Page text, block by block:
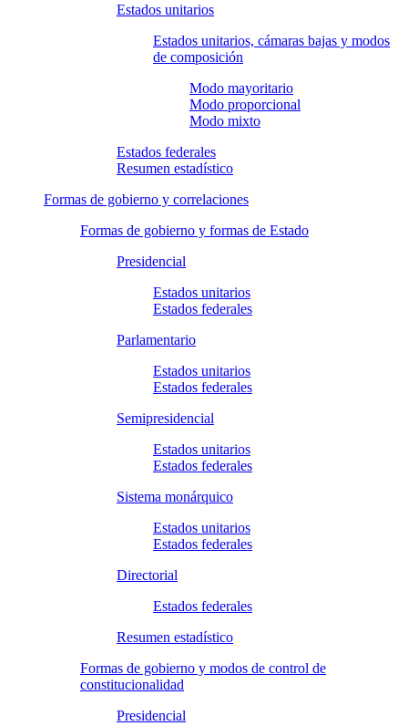
Estados unitarios
Estados unitarios, cámaras bajas y modos
de composición
Modo mayoritario
Modo proporcional
Modo mixto
Estados federales
Resumen estadístico
Formas de gobierno y correlaciones
Formas de gobierno y formas de Estado
Presidencial
Estados unitarios
Estados federales
Parlamentario
Estados unitarios
Estados federales
Semipresidencial
Estados unitarios
Estados federales
Sistema monárquico
Estados unitarios
Estados federales
Directorial
Estados federales
Resumen estadístico
Formas de gobierno y modos de control de
constitucionalidad
Presidencial